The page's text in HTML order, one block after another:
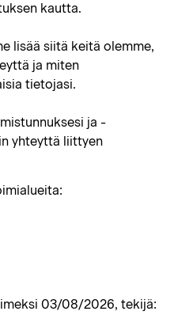
kautta.
lisää siitä keitä olemme,
ja miten
tietojasi.
ja -
yhteyttä liittyen
03/08/2026, tekijä: